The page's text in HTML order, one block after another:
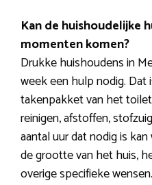
Kan de huishoudelijke
momenten komen?
Drukke huishoudens in
week een hulp nodig.
takenpakket van het
reinigen, afstoffen,
aantal uur dat nodig is
de grootte van het huis,
overige specifieke wensen.